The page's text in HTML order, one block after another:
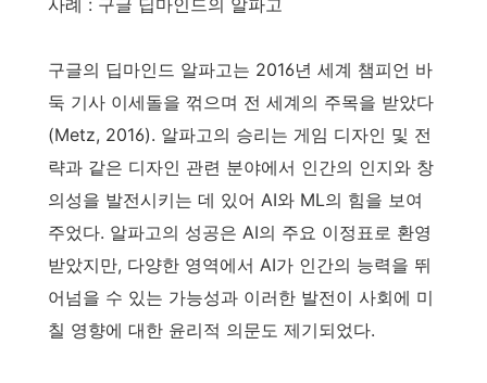
사례 : 구글 딥마인드의 알파고
구글의 딥마인드 알파고는 2016년 세계 챔피언 바
둑 기사 이세돌을 꺾으며 전 세계의 주목을 받았다
(Metz, 2016). 알파고의 승리는 게임 디자인 및 전
략과 같은 디자인 관련 분야에서 인간의 인지와 창
의성을 발전시키는 데 있어 AI와 ML의 힘을 보여
주었다. 알파고의 성공은 AI의 주요 이정표로 환영
받았지만, 다양한 영역에서 AI가 인간의 능력을 뛰
어넘을 수 있는 가능성과 이러한 발전이 사회에 미
칠 영향에 대한 윤리적 의문도 제기되었다.